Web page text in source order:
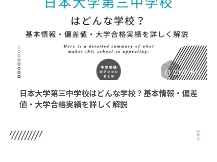
2026/6/7
日本大学第三中学校はどんな学校？基本情報・偏差
値・大学合格実績を詳しく解説